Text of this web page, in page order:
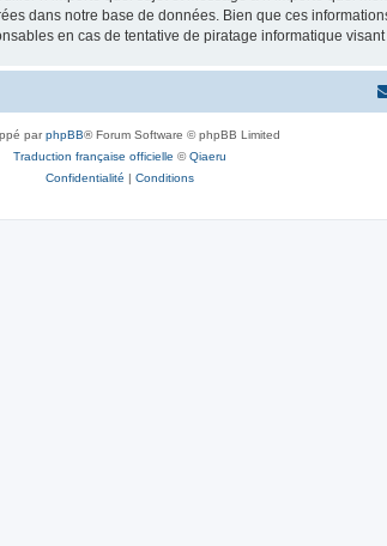
dans notre base de données. Bien que ces
en cas de tentative de piratage informatique
parphpBB® Forum Software © phpBB Limited
Traduction française officielle ©Qiaeru
Confidentialité | Conditions